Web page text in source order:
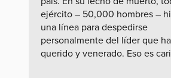
ejército – 50,000 hombres –
una línea para despedirse
personalmente del líder que
querido y venerado. Eso es